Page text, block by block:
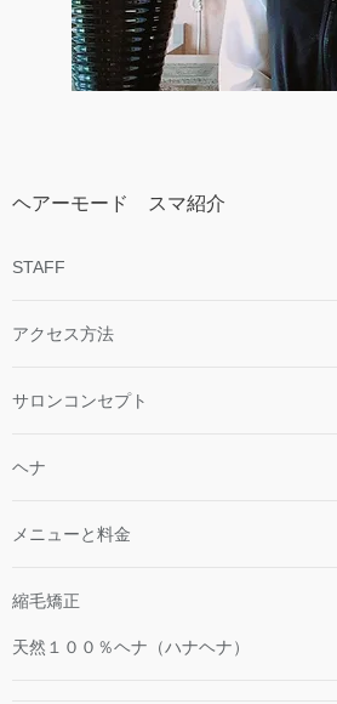
ヘアーモード スマ紹介
STAFF
アクセス方法
サロンコンセプト
ヘナ
メニューと料金
縮毛矯正
天然１００％ヘナ（ハナヘナ）